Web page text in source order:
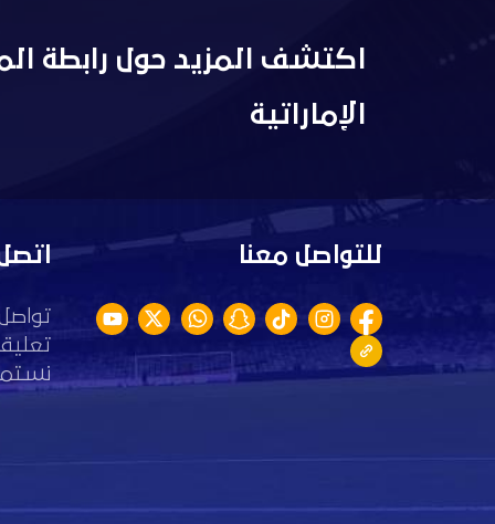
اكتشف المزيد حول رابطة
الإماراتية
للتواصل معنا اتصل